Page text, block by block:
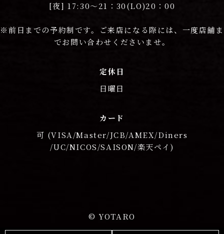
[夜] 17:30〜21：30(LO)20：00
※前日までの予約制です。ご来店になる際には、一度店舗ま
でお問い合わせくださいませ。
定休日
日曜日
カード
可 (VISA/Master/JCB/AMEX/Diners
/UC/NICOS/SAISON/楽天ペイ)
© YOTARO